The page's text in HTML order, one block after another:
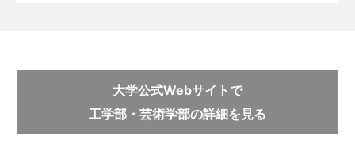
大学公式Webサイトで
工学部・芸術学部の詳細を見る